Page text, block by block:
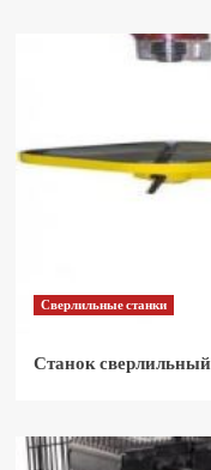
Сверлильные станки
Станок